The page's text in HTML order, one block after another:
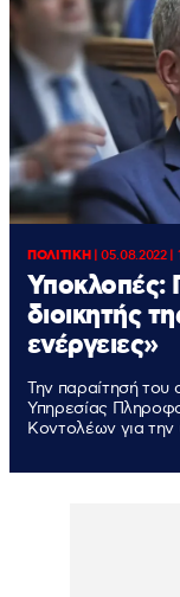
ΠΟΛΙΤΙΚΗ|05.08.2022 |
Υποκλοπές:
διοικητής
ενέργειες»
Την παραίτησή του
Υπηρεσίας
Κοντολέων για